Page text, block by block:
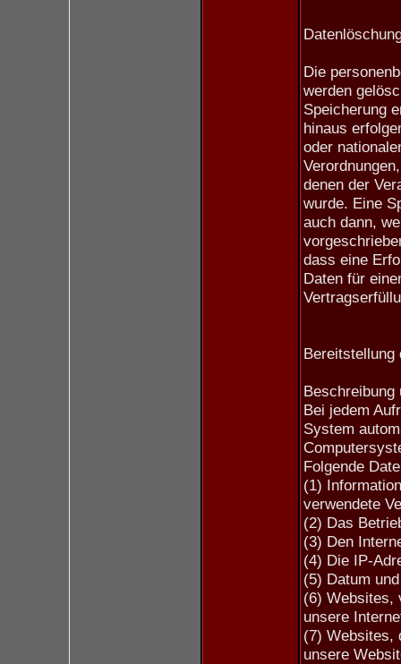
Die
werden
Speicherung
hinaus
oder
denen der
wurde. Eine
auch dann,
dass eine
Daten für
Bereitstellung
Beschreibung
Bei jedem
System
Folgende
(1)
verwendete
(2) Das
(3) Den
(4) Die IP-
(5) Datum
(6) Websites,
unsere
(7) Websites,
unsere